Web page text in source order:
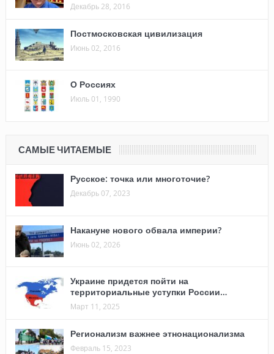
Декабрь 28, 2016
Постмосковская цивилизация
Июнь 02, 2016
О Россиях
Июль 01, 1990
САМЫЕ ЧИТАЕМЫЕ
Русское: точка или многоточие?
Декабрь 07, 2023
Накануне нового обвала империи?
Июнь 02, 2026
Украине придется пойти на
территориальные уступки России…
Март 11, 2025
Регионализм важнее этнонационализма
Февраль 15, 2023